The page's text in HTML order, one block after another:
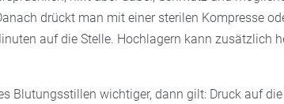
drückt man mit einer sterilen Kompresse
auf die Stelle. Hochlagern kann zusätzlich
Blutungsstillen wichtiger, dann gilt: Druck auf die